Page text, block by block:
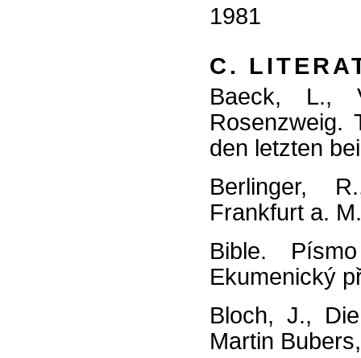
1981
C.
Baeck, L.,
Rosenzweig.
den letzten
Berlinger,
Frankfurt a.
Bible.
Ekumenický
Bloch, J.,
Martin